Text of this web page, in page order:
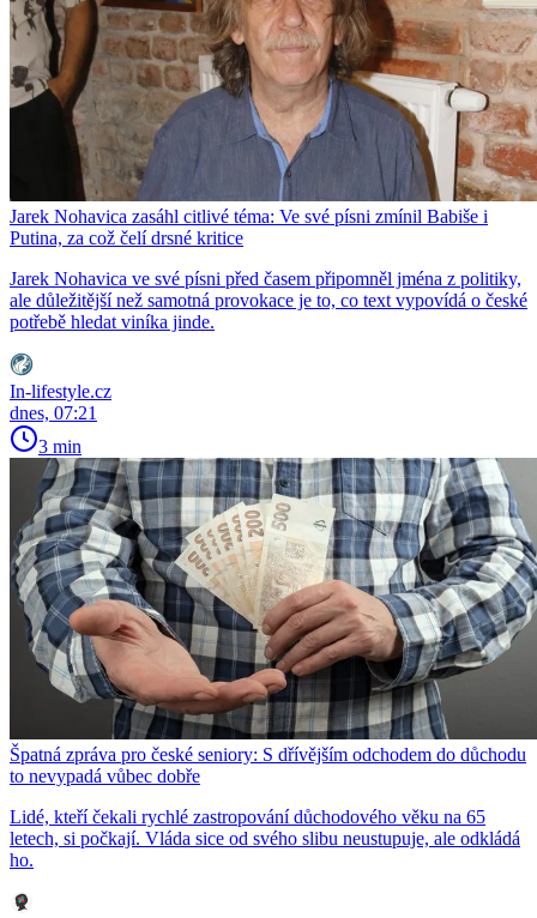
Jarek Nohavica zasáhl citlivé téma: Ve své písni zmínil Babiše i
Putina, za což čelí drsné kritice
Jarek Nohavica ve své písni před časem připomněl jména z politiky,
ale důležitější než samotná provokace je to, co text vypovídá o české
potřebě hledat viníka jinde.
In-lifestyle.cz
dnes, 07:21
3 min
Špatná zpráva pro české seniory: S dřívějším odchodem do důchodu
to nevypadá vůbec dobře
Lidé, kteří čekali rychlé zastropování důchodového věku na 65
letech, si počkají. Vláda sice od svého slibu neustupuje, ale odkládá
ho.